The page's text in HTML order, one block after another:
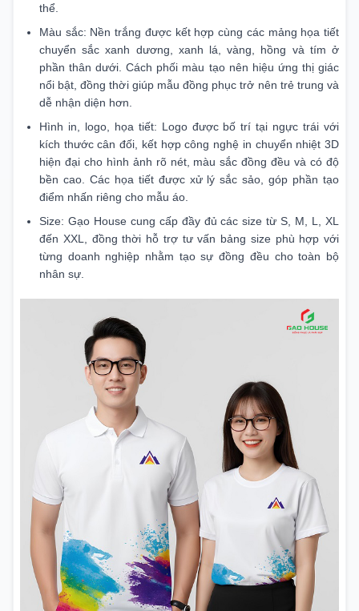
thể.
Màu sắc: Nền trắng được kết hợp cùng các mảng họa tiết
chuyển sắc xanh dương, xanh lá, vàng, hồng và tím ở
phần thân dưới. Cách phối màu tạo nên hiệu ứng thị giác
nổi bật, đồng thời giúp mẫu đồng phục trở nên trẻ trung và
dễ nhận diện hơn.
Hình in, logo, họa tiết: Logo được bố trí tại ngực trái với
kích thước cân đối, kết hợp công nghệ in chuyển nhiệt 3D
hiện đại cho hình ảnh rõ nét, màu sắc đồng đều và có độ
bền cao. Các họa tiết được xử lý sắc sảo, góp phần tạo
điểm nhấn riêng cho mẫu áo.
Size: Gạo House cung cấp đầy đủ các size từ S, M, L, XL
đến XXL, đồng thời hỗ trợ tư vấn bảng size phù hợp với
từng doanh nghiệp nhằm tạo sự đồng đều cho toàn bộ
nhân sự.